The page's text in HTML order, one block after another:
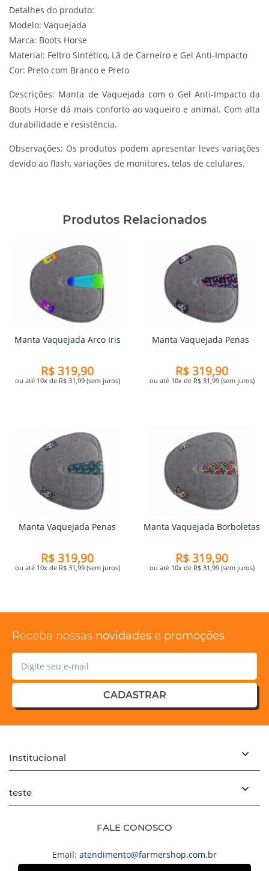
Detalhes do produto:
Modelo: Vaquejada
Marca: Boots Horse
Material: Feltro Sintético, Lã de Carneiro e Gel Anti-Impacto
Cor: Preto com Branco e Preto
Descrições: Manta de Vaquejada com o Gel Anti-Impacto da
Boots Horse dá mais conforto ao vaqueiro e animal. Com alta
durabilidade e resistência.
Observações: Os produtos podem apresentar leves variações
devido ao flash, variações de monitores, telas de celulares.
Produtos Relacionados
Manta Vaquejada Arco Iris
R$ 319,90
ou até 10x de R$ 31,99 (sem juros)
Manta Vaquejada Penas
R$ 319,90
ou até 10x de R$ 31,99 (sem juros)
Manta Vaquejada Penas
R$ 319,90
ou até 10x de R$ 31,99 (sem juros)
Manta Vaquejada Borboletas
R$ 319,90
ou até 10x de R$ 31,99 (sem juros)
Receba nossas novidades e promoções
CADASTRAR
Institucional
teste
FALE CONOSCO
Email: atendimento@farmershop.com.br